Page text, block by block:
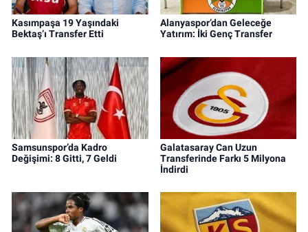
Kasımpaşa 19 Yaşındaki
Bektaş’ı Transfer Etti
Alanyaspor’dan Geleceğe
Yatırım: İki Genç Transfer
Samsunspor’da Kadro
Değişimi: 8 Gitti, 7 Geldi
Galatasaray Can Uzun
Transferinde Farkı 5 Milyona
İndirdi